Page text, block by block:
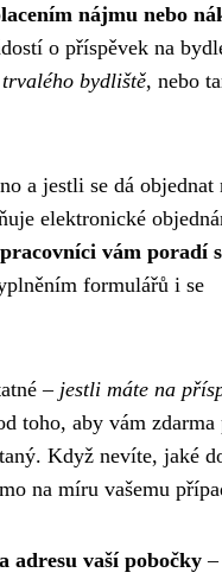
nájmu nebo
o příspěvek na
bydliště, nebo
a jestli se dá objednat
elektronické
vám poradí
formulářů i se
– jestli máte na
toho, aby vám zdarma
Když nevíte, jaké
na míru vašemu
adresu vaší pobočky –